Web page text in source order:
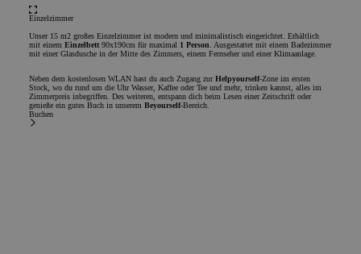
Einzelzimmer
Unser 15 m2 großes Einzelzimmer ist modern und minimalistisch eingerichtet. Erhältlich
mit einem Einzelbett 90x190cm für maximal 1 Person . Ausgestattet mit einem Badezimmer
mit einer Glasdusche in der Mitte des Zimmers, einem Fernseher und einer Klimaanlage.
Neben dem kostenlosen WLAN hast du auch Zugang zurHelpyourself-Zone im ersten
Stock, wo du rund um die Uhr Wasser, Kaffee oder Tee und mehr, trinken kannst, alles im
Zimmerpreis inbegriffen. Des weiteren, entspann dich beim Lesen einer Zeitschrift oder
genieße ein gutes Buch in unserem Beyourself-Bereich.
Buchen